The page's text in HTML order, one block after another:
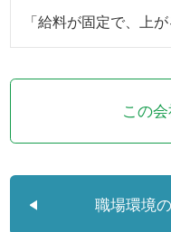
「給料が固定で、上
この
職場環境